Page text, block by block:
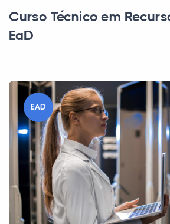
Curso Técnico em
EaD
EAD